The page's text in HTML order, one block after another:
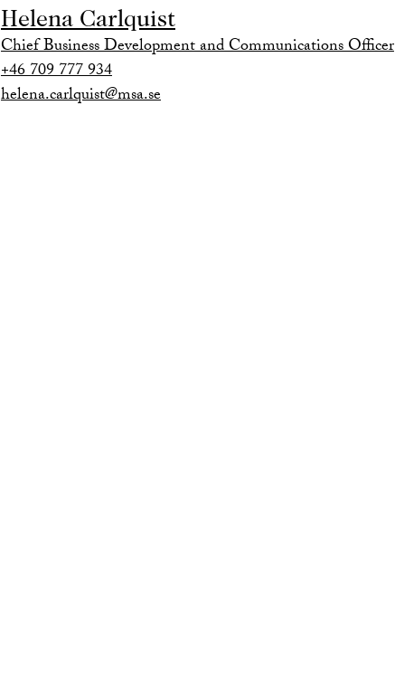
Helena Carlquist
Chief Business Development and Communications Officer
+46 709 777 934
helena.carlquist@msa.se